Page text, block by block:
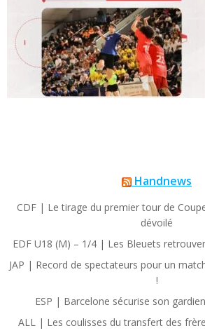
Handnews
CDF | Le tirage du premier tour de
dévoilé
EDF U18 (M) – 1/4 | Les Bleuets
JAP | Record de spectateurs pour un
!
ESP | Barcelone sécurise son
ALL | Les coulisses du transfert des